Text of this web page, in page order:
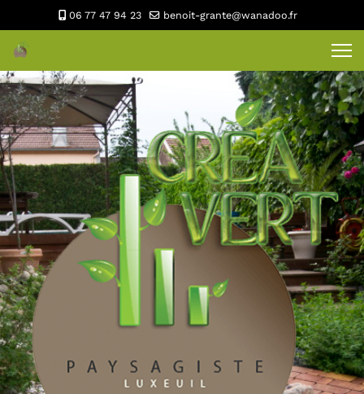
06 77 47 94 23 benoit-grante@wanadoo.fr